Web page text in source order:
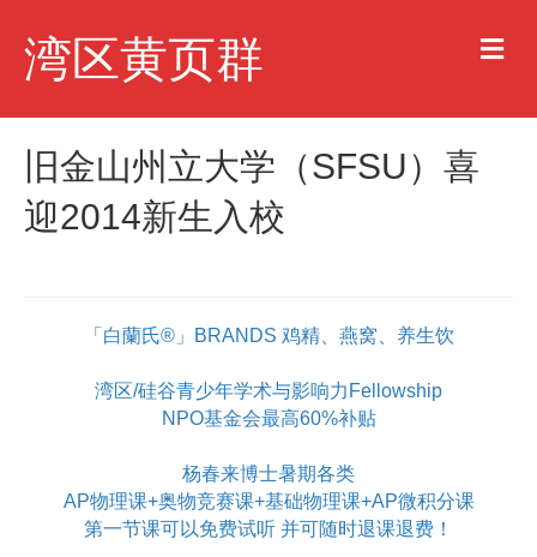
湾区黄页群 M
e
u
旧金山州立大学（SFSU）喜
迎2014新生入校
「白蘭氏®」BRANDS 鸡精、燕窝、养生饮
湾区/硅谷青少年学术与影响力Fellowship
NPO基金会最高60%补贴
杨春来博士暑期各类
AP物理课+奥物竞赛课+基础物理课+AP微积分课
第一节课可以免费试听 并可随时退课退费！